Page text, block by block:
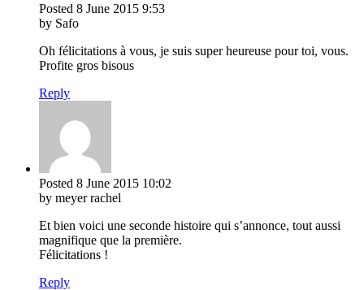
Posted 8 June 2015 9:53
by Safo
Oh félicitations à vous, je suis super heureuse pour toi, vous.
Profite gros bisous
Reply
Posted 8 June 2015 10:02
by meyer rachel
Et bien voici une seconde histoire qui s’annonce, tout aussi
magnifique que la première.
Félicitations !
Reply